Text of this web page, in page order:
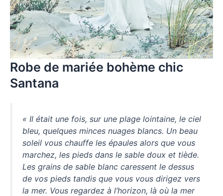
Robe de mariée bohème chic
Santana
« Il était une fois, sur une plage lointaine, le ciel
bleu, quelques minces nuages blancs. Un beau
soleil vous chauffe les épaules alors que vous
marchez, les pieds dans le sable doux et tiède.
Les grains de sable blanc caressent le dessus
de vos pieds tandis que vous vous dirigez vers
la mer. Vous regardez à l’horizon, là où la mer